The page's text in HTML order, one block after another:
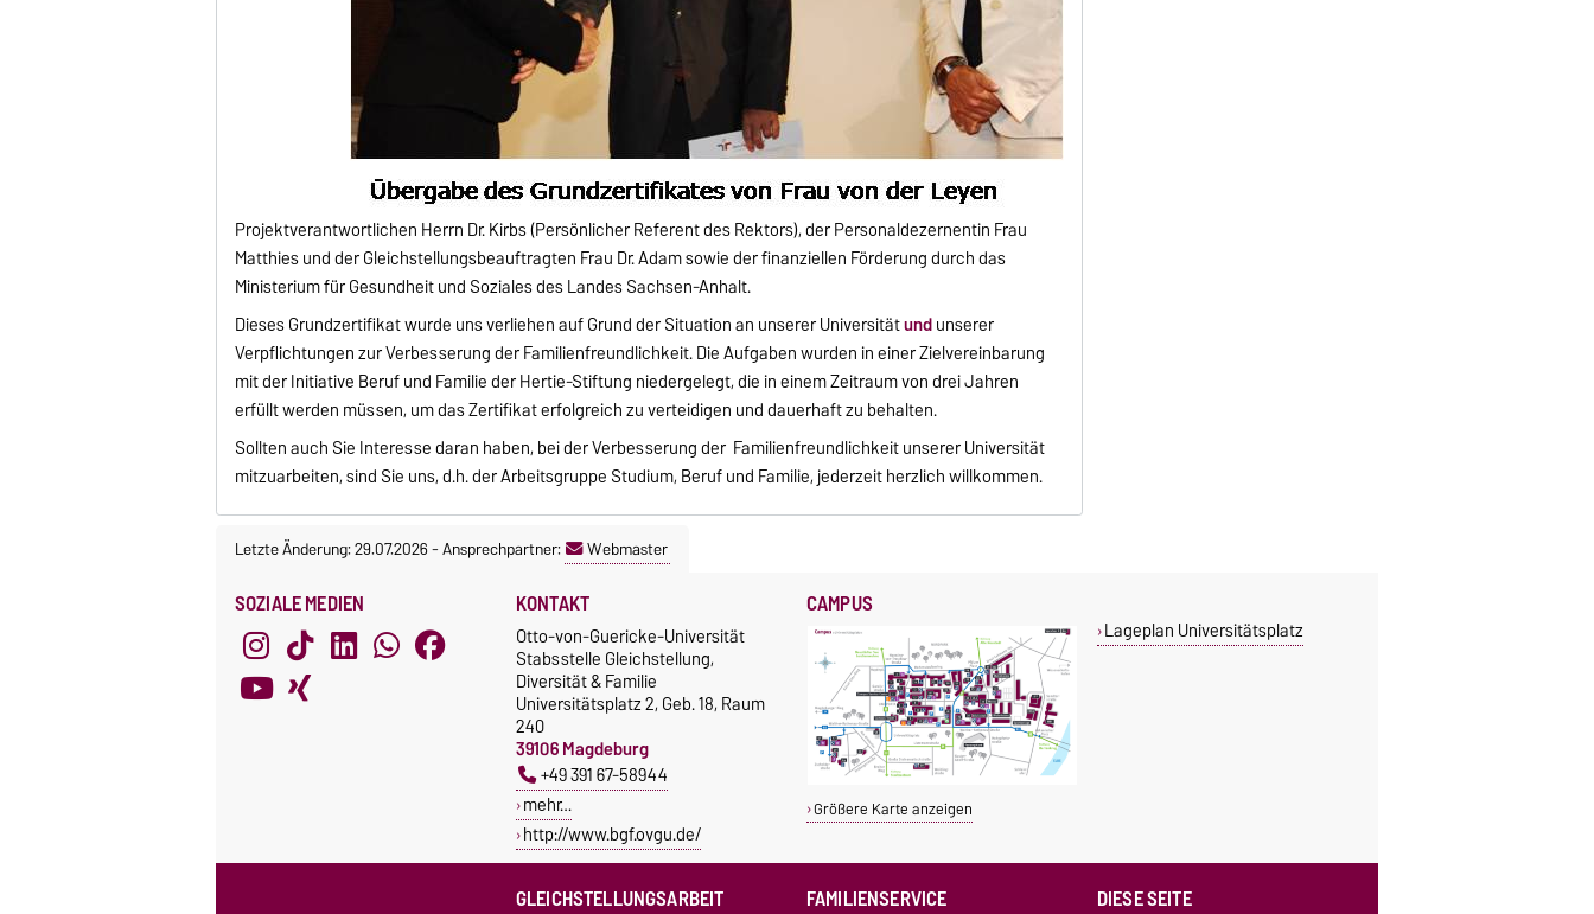
Projektverantwortlichen Herrn Dr. Kirbs (Persönlicher Referent des Rektors), der Personaldezernentin Frau
Matthies und der Gleichstellungsbeauftragten Frau Dr. Adam sowie der finanziellen Förderung durch das
Ministerium für Gesundheit und Soziales des Landes Sachsen-Anhalt.
Dieses Grundzertifikat wurde uns verliehen auf Grund der Situation an unserer Universitätundunserer
Verpflichtungen zur Verbesserung der Familienfreundlichkeit. Die Aufgaben wurden in einer Zielvereinbarung
mit der Initiative Beruf und Familie der Hertie-Stiftung niedergelegt, die in einem Zeitraum von drei Jahren
erfüllt werden müssen, um das Zertifikat erfolgreich zu verteidigen und dauerhaft zu behalten.
Sollten auch Sie Interesse daran haben, bei der Verbesserung der Familienfreundlichkeit unserer Universität
mitzuarbeiten, sind Sie uns, d.h. der Arbeitsgruppe Studium, Beruf und Familie, jederzeit herzlich willkommen.
Letzte Änderung: 29.07.2026-Ansprechpartner: Webmaster
SOZIALE MEDIEN KONTAKT
Otto-von-Guericke-Universität
Stabsstelle Gleichstellung,
Diversität & Familie
Universitätsplatz 2, Geb. 18, Raum
240
39106 Magdeburg
+49 391 67-58944
mehr…
http://www.bgf.ovgu.de/
CAMPUS
Größere Karte anzeigen
Lageplan Universitätsplatz
GLEICHSTELLUNGSARBEIT FAMILIENSERVICE DIESE SEITE